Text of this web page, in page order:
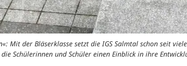
Mit der Bläserklasse setzt die IGS Salmtal schon seit
die Schülerinnen und Schüler einen Einblick in ihre